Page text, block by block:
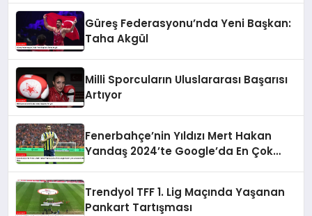
Güreş Federasyonu’nda Yeni Başkan:
Taha Akgül
Milli Sporcuların Uluslararası Başarısı
Artıyor
Fenerbahçe’nin Yıldızı Mert Hakan
Yandaş 2024’te Google’da En Çok
Trendyol TFF 1. Lig Maçında Yaşanan
Pankart Tartışması